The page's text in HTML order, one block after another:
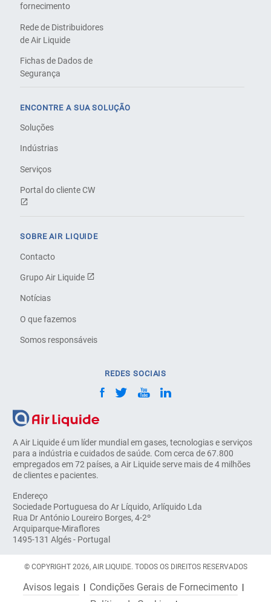
A Air Liquide é um líder mundial em gases, tecnologias e serviços
para a indústria e cuidados de saúde. Com cerca de 67.800
empregados em 72 países, a Air Liquide serve mais de 4 milhões
de clientes e pacientes.
Endereço
Sociedade Portuguesa do Ar Líquido, Arlíquido Lda
Rua Dr António Loureiro Borges, 4-2º
Arquiparque-Miraflores
1495-131 Algés - Portugal
fornecimento
Rede de Distribuidores
de Air Liquide
Fichas de Dados de
Segurança
ENCONTRE A SUA SOLUÇÃO
Soluções
Indústrias
Serviços
Portal do cliente CW
SOBRE AIR LIQUIDE
Contacto
Grupo Air Liquide
Notícias
O que fazemos
Somos responsáveis
REDES SOCIAIS
© COPYRIGHT 2026, AIR LIQUIDE. TODOS OS DIREITOS RESERVADOS
Avisos legais
Condições Gerais de Fornecimento